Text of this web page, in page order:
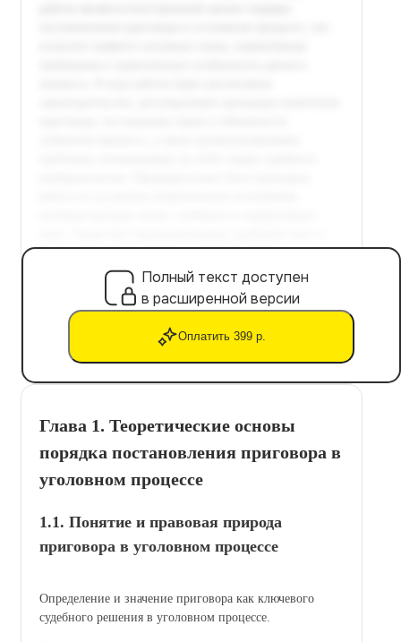
Полный текст доступен
в расширенной версии
Оплатить 399 р.
Глава 1. Теоретические основы
порядка постановления приговора в
уголовном процессе
1.1. Понятие и правовая природа
приговора в уголовном процессе
Определение и значение приговора как ключевого
судебного решения в уголовном процессе.